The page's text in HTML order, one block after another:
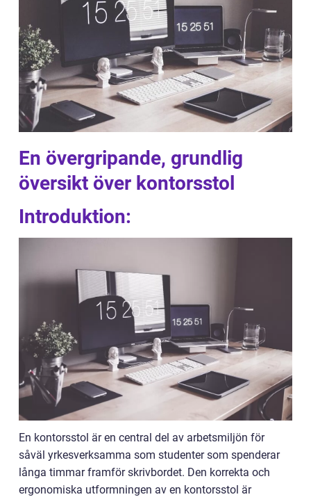
En övergripande, grundlig
översikt över kontorsstol
Introduktion:
En kontorsstol är en central del av arbetsmiljön för
såväl yrkesverksamma som studenter som spenderar
långa timmar framför skrivbordet. Den korrekta och
ergonomiska utformningen av en kontorsstol är